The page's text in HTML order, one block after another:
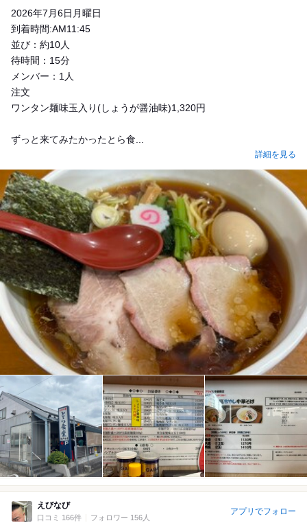
2026年7月6日月曜日
到着時間:AM11:45
並び：約10人
待時間：15分
メンバー：1人
注文
ワンタン麺味玉入り(しょうが醤油味)1,320円
ずっと来てみたかったとら食...
詳細を見る
えびなび
口コミ 166件 フォロワー 156人
アプリでフォロー